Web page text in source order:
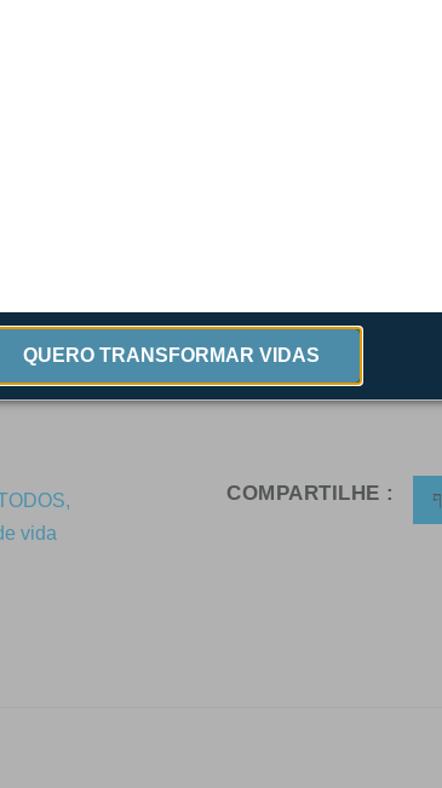
QUERO TRANSFORMAR VIDAS
trazer a mesma saúde, esperança e
de água potável e saneamento.
e livrar muitos brasileiros dessa
o agente de transformação que eles
hoje, para que possamos alcançar mais
a diferença na vida de quem ainda tem
uma grande conquista do projeto.
,
vida
COMPARTILHE :